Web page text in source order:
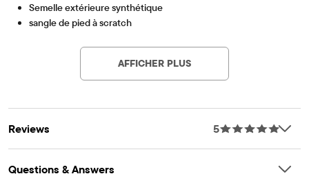
Semelle extérieure synthétique
sangle de pied à scratch
AFFICHER PLUS
Reviews 5
Questions & Answers